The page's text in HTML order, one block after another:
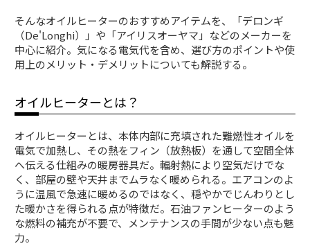
そんなオイルヒーターのおすすめアイテムを、「デロンギ
（De'Longhi）」や「アイリスオーヤマ」などのメーカーを
中心に紹介。気になる電気代を含め、選び方のポイントや使
用上のメリット・デメリットについても解説する。
オイルヒーターとは？
オイルヒーターとは、本体内部に充填された難燃性オイルを
電気で加熱し、その熱をフィン（放熱板）を通して空間全体
へ伝える仕組みの暖房器具だ。輻射熱により空気だけでな
く、部屋の壁や天井までムラなく暖められる。エアコンのよ
うに温風で急速に暖めるのではなく、穏やかでじんわりとし
た暖かさを得られる点が特徴だ。石油ファンヒーターのよう
な燃料の補充が不要で、メンテナンスの手間が少ない点も魅
力。